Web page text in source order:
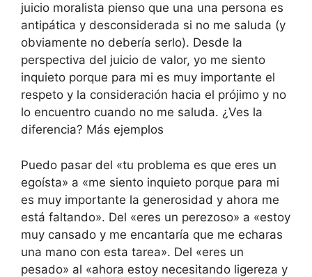
juicio moralista pienso que una una persona es
antipática y desconsiderada si no me saluda (y
obviamente no debería serlo). Desde la
perspectiva del juicio de valor, yo me siento
inquieto porque para mi es muy importante el
respeto y la consideración hacia el prójimo y no
lo encuentro cuando no me saluda. ¿Ves la
diferencia? Más ejemplos
Puedo pasar del «tu problema es que eres un
egoísta» a «me siento inquieto porque para mi
es muy importante la generosidad y ahora me
está faltando». Del «eres un perezoso» a «estoy
muy cansado y me encantaría que me echaras
una mano con esta tarea». Del «eres un
pesado» al «ahora estoy necesitando ligereza y